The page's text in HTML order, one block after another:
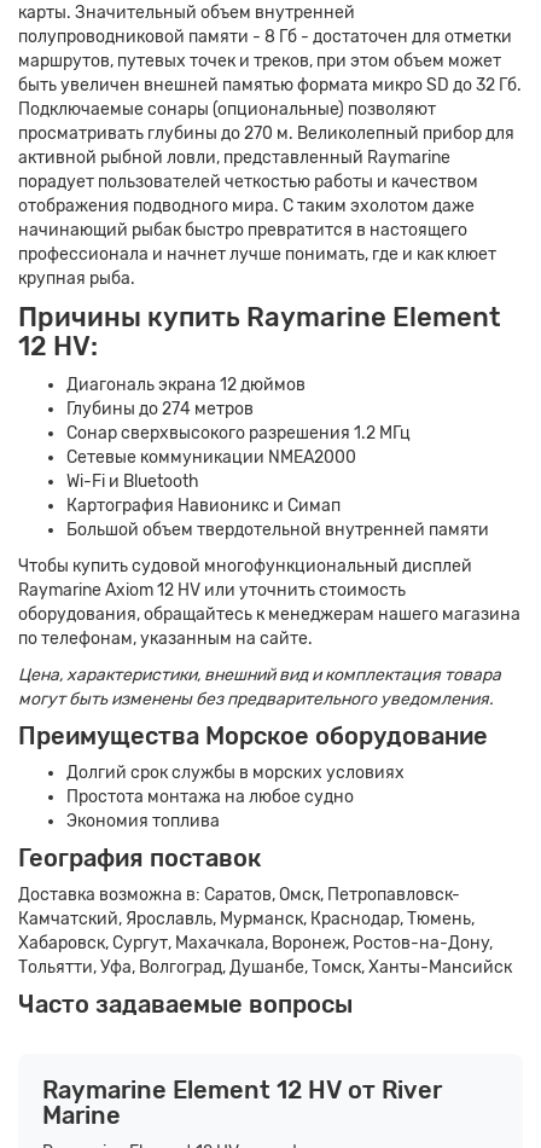
карты. Значительный объем внутренней
полупроводниковой памяти - 8 Гб - достаточен для отметки
маршрутов, путевых точек и треков, при этом объем может
быть увеличен внешней памятью формата микро SD до 32 Гб.
Подключаемые сонары (опциональные) позволяют
просматривать глубины до 270 м. Великолепный прибор для
активной рыбной ловли, представленный Raymarine
порадует пользователей четкостью работы и качеством
отображения подводного мира. С таким эхолотом даже
начинающий рыбак быстро превратится в настоящего
профессионала и начнет лучше понимать, где и как клюет
крупная рыба.
Причины купить Raymarine Element
12 HV:
Диагональ экрана 12 дюймов
Глубины до 274 метров
Сонар сверхвысокого разрешения 1.2 МГц
Сетевые коммуникации NMEA2000
Wi-Fi и Bluetooth
Картография Навионикс и Симап
Большой объем твердотельной внутренней памяти
Чтобы купить судовой многофункциональный дисплей
Raymarine Axiom 12 HV или уточнить стоимость
оборудования, обращайтесь к менеджерам нашего магазина
по телефонам, указанным на сайте.
Цена, характеристики, внешний вид и комплектация товара
могут быть изменены без предварительного уведомления.
Преимущества Морское оборудование
Долгий срок службы в морских условиях
Простота монтажа на любое судно
Экономия топлива
География поставок
Доставка возможна в: Саратов, Омск, Петропавловск-
Камчатский, Ярославль, Мурманск, Краснодар, Тюмень,
Хабаровск, Сургут, Махачкала, Воронеж, Ростов-на-Дону,
Тольятти, Уфа, Волгоград, Душанбе, Томск, Ханты-Мансийск
Часто задаваемые вопросы
Raymarine Element 12 HV от River
Marine